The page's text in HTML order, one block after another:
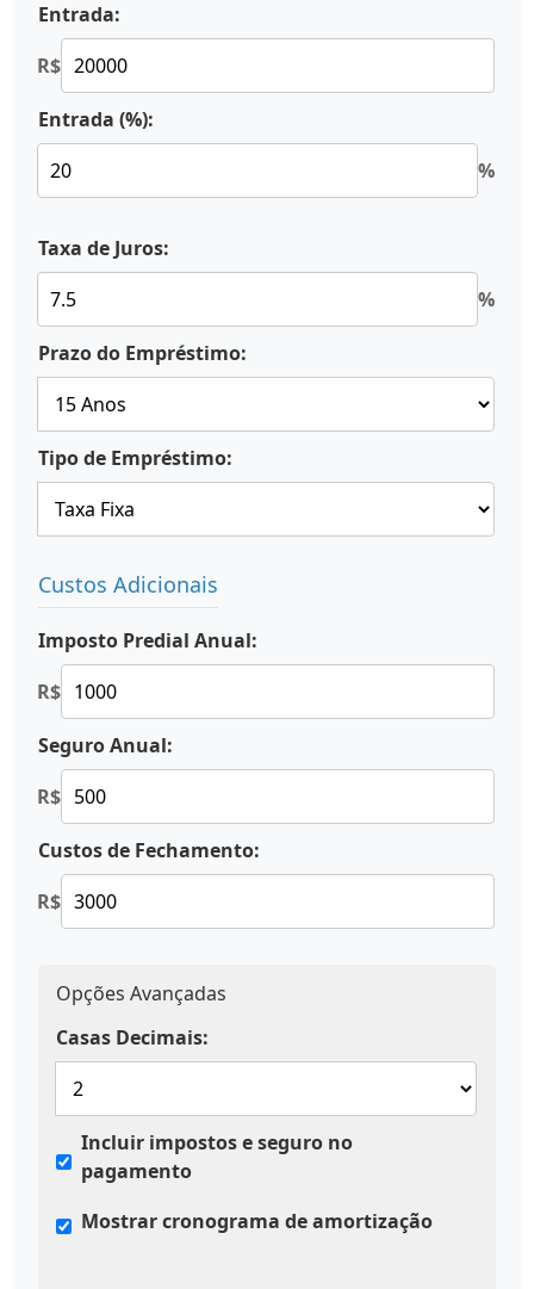
Entrada:
R$
Entrada (%):
%
Taxa de Juros:
%
Prazo do Empréstimo:
Tipo de Empréstimo:
Custos Adicionais
Imposto Predial Anual:
R$
Seguro Anual:
R$
Custos de Fechamento:
R$
Opções Avançadas
Casas Decimais:
Incluir impostos e seguro no
pagamento
Mostrar cronograma de amortização